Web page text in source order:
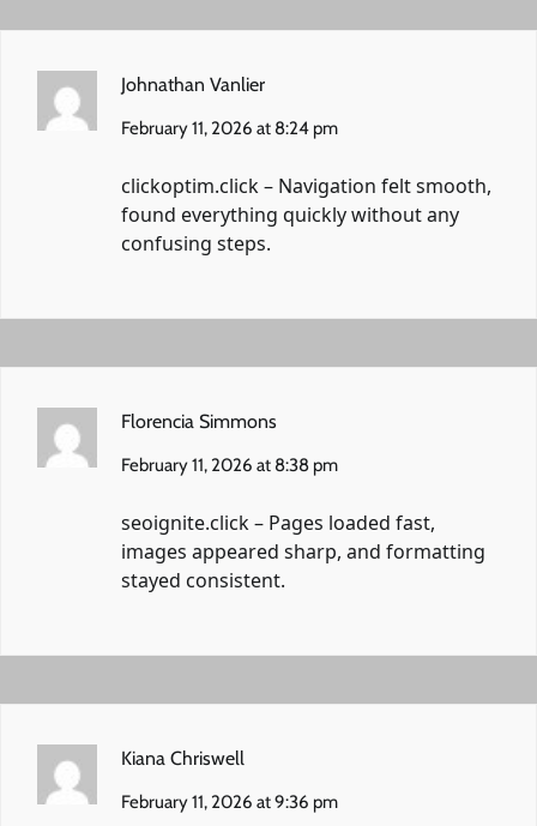
Johnathan Vanlier
February 11, 2026 at 8:24 pm
clickoptim.click– Navigation felt smooth,
found everything quickly without any
confusing steps.
Florencia Simmons
February 11, 2026 at 8:38 pm
seoignite.click– Pages loaded fast,
images appeared sharp, and formatting
stayed consistent.
Kiana Chriswell
February 11, 2026 at 9:36 pm